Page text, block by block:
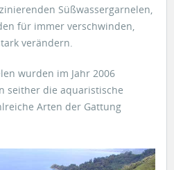
Süßwassergarnelen,
für immer verschwinden,
verändern.
wurden im Jahr 2006
seither die aquaristische
Arten der Gattung